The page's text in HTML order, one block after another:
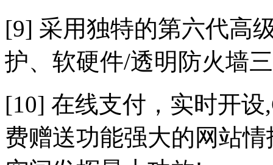
[9] 采用独特的第六代高
护、软硬件/透明防火墙
[10] 在线支付，实时开
费赠送功能强大的网站